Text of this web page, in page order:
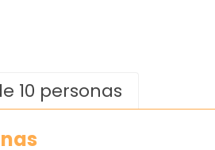
10 personas